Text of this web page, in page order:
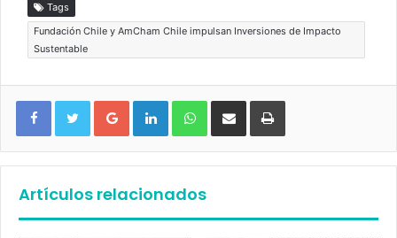
Tags
Fundación Chile y AmCham Chile impulsan Inversiones de Impacto
Sustentable
Google+ LinkedIn WhatsApp
Artículos relacionados